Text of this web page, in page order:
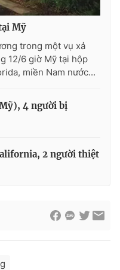
Nam
355 932
Mỹ
trong một vụ xả
12/6 giờ Mỹ tại hộp
miền Nam nước...
4 người bị
2 người thiệt